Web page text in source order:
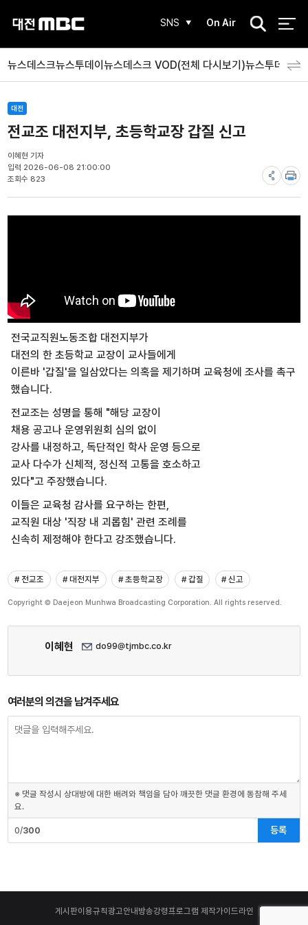
SNS On Air
검
뉴스데스크뉴스투데이뉴스데스크 VOD(전체 다시보기)뉴스투데이
대전
전교조 대전지부, 초등학교장 갑질 신고
이혜현 기자
입력 2026-06-08 21:00:00
조회수 823
전국교직원노동조합 대전지부가
대전의 한 초등학교 교장이 교사들에게
이른바 '갑질'을 일삼았다는 의혹을 제기하며 교육청에 조사를 촉구
했습니다.
전교조는 성명을 통해 "해당 교장이
채용 공고나 운영위원회 심의 없이
강사를 내정하고, 독단적인 학사 운영 등으로
교사 다수가 신체적, 정신적 고통을 호소하고
있다"고 주장했습니다.
이들은 교육청 감사를 요구하는 한편,
교직원 대상 '직장 내 괴롭힘' 관련 조례를
신속히 제정해야 한다고 강조했습니다.
# 전교조 # 대전지부 # 초등학교장 # 갑질 # 신고
Copyright © Daejeon Munhwa Broadcasting Corporation. All rights reserved.
이혜현 do99@tjmbc.co.kr
여러분의 의견을 남겨주세요
※ 댓글 작성시 상대방에 대한 배려와 책임을 담아 깨끗한 댓글 환경에 동참해 주세
요.
0/300 등록
게시판이용규칙광고안내방송강령 프로그램 제작가이드라인